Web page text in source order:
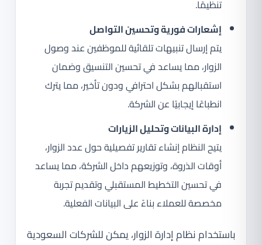
تنظيمًا.
إشعارات فورية وتحسين التواصل
يتم إرسال تنبيهات تلقائية للموظفين عند وصول
الزوار، مما يساعد في تحسين التنسيق وضمان
استقبالهم بشكل احترافي ودون تأخير، مما يترك
انطباعًا إيجابيًا عن الشركة.
إدارة البيانات وتحليل الزيارات
يتيح النظام إنشاء تقارير تفصيلية حول عدد الزوار،
أوقات الذروة، وتوزيعهم داخل الشركة، مما يساعد
في تحسين التخطيط المستقبلي وتقديم تجربة
مخصصة للعملاء بناءً على البيانات الفعلية.
باستخدام نظام إدارة الزوار، يمكن للشركات السعودية